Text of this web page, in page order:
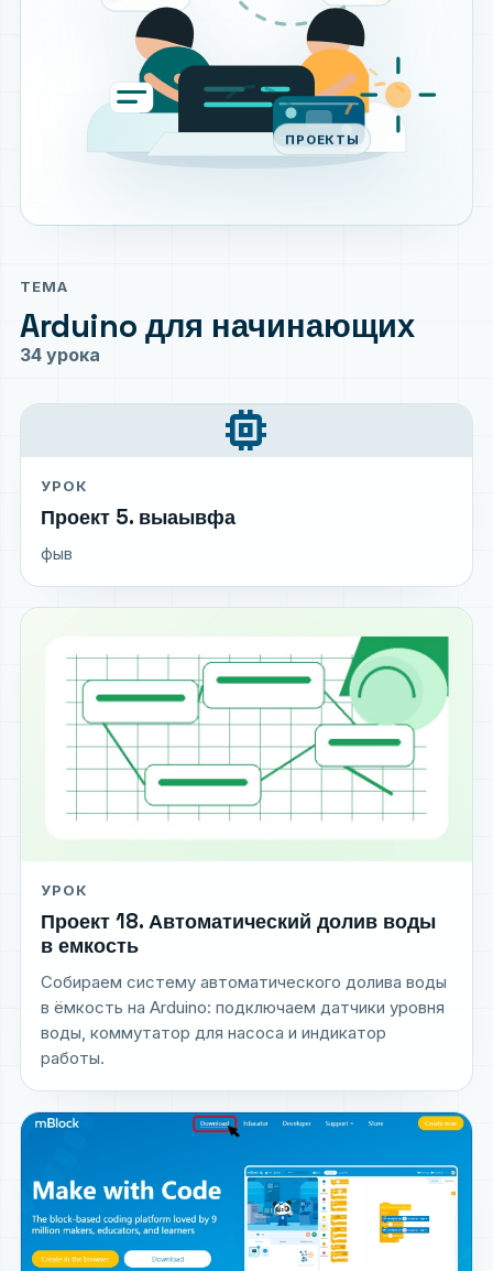
ПРОЕКТЫ
ТЕМА
Arduino для начинающих
34 урока
memory
УРОК
Проект 5. выаывфа
фыв
УРОК
Проект 18. Автоматический долив воды
в емкость
Собираем систему автоматического долива воды
в ёмкость на Arduino: подключаем датчики уровня
воды, коммутатор для насоса и индикатор
работы.